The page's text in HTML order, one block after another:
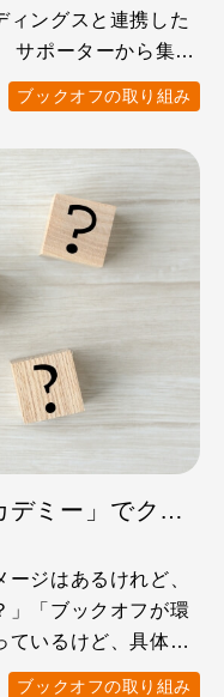
ィングスと連携した
サポーターから集ま
ブックオフの取り組み
「ブックオフリユースアカデミー」でクイズに挑戦！
ージはあるけれど、
」「ブックオフが環
ているけど、具体的
ブックオフの取り組み